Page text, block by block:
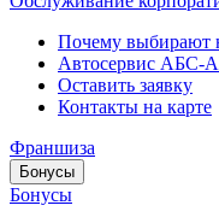
Почему выбирают
Автосервис АБС-
Оставить заявку
Контакты на карте
Франшиза
Бонусы
Бонусы